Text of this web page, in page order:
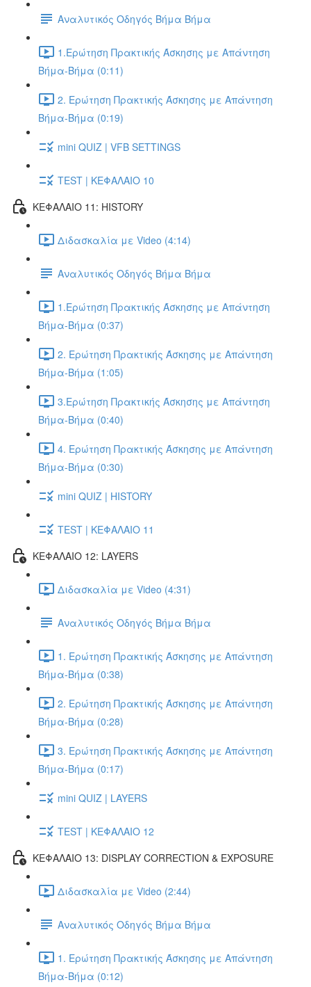
Αναλυτικός Οδηγός Βήμα Βήμα
1.Ερώτηση Πρακτικής Άσκησης με Απάντηση
Βήμα-Βήμα (0:11)
2. Ερώτηση Πρακτικής Άσκησης με Απάντηση
Βήμα-Βήμα (0:19)
mini QUIZ | VFB SETTINGS
TEST | ΚΕΦΑΛΑΙΟ 10
ΚΕΦΑΛΑΙΟ 11: HISTORY
Διδασκαλία με Video (4:14)
Αναλυτικός Οδηγός Βήμα Βήμα
1.Ερώτηση Πρακτικής Άσκησης με Απάντηση
Βήμα-Βήμα (0:37)
2. Ερώτηση Πρακτικής Άσκησης με Απάντηση
Βήμα-Βήμα (1:05)
3.Ερώτηση Πρακτικής Άσκησης με Απάντηση
Βήμα-Βήμα (0:40)
4. Ερώτηση Πρακτικής Άσκησης με Απάντηση
Βήμα-Βήμα (0:30)
mini QUIZ | HISTORY
TEST | ΚΕΦΑΛΑΙΟ 11
ΚΕΦΑΛΑΙΟ 12: LAYERS
Διδασκαλία με Video (4:31)
Αναλυτικός Οδηγός Βήμα Βήμα
1. Ερώτηση Πρακτικής Άσκησης με Απάντηση
Βήμα-Βήμα (0:38)
2. Ερώτηση Πρακτικής Άσκησης με Απάντηση
Βήμα-Βήμα (0:28)
3. Ερώτηση Πρακτικής Άσκησης με Απάντηση
Βήμα-Βήμα (0:17)
mini QUIZ | LAYERS
TEST | ΚΕΦΑΛΑΙΟ 12
ΚΕΦΑΛΑΙΟ 13: DISPLAY CORRECTION & EXPOSURE
Διδασκαλία με Video (2:44)
Αναλυτικός Οδηγός Βήμα Βήμα
1. Ερώτηση Πρακτικής Άσκησης με Απάντηση
Βήμα-Βήμα (0:12)